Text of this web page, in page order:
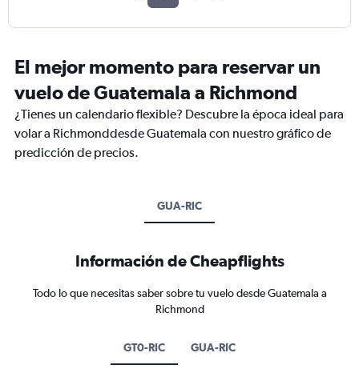
El mejor momento para reservar un
vuelo de Guatemala a Richmond
¿Tienes un calendario flexible? Descubre la época ideal para
volar a Richmonddesde Guatemala con nuestro gráfico de
predicción de precios.
GUA-RIC
Información de Cheapflights
Todo lo que necesitas saber sobre tu vuelo desde Guatemala a
Richmond
GT0-RIC GUA-RIC